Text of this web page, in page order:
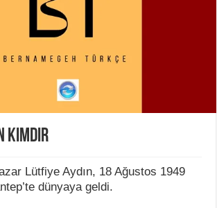
Kimdir
Lütfiye Aydın, 18 Ağustos 1949
dünyaya geldi.